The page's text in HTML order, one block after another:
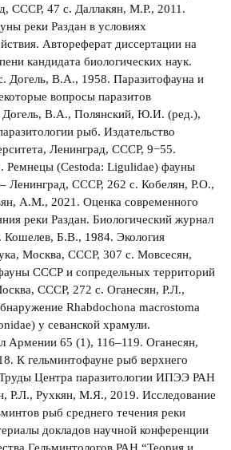
СССР, 47 с. Даллакян, М.Р., 2011.
реки Раздан в условиях
Автореферат диссертации на
кандидата биологических наук.
Догель, В.А., 1958. Паразитофауна и
вопросы паразитов
В.А., Полянский, Ю.И. (ред.),
рыб. Издательство
Ленинград, СССР, 9−55.
(Cestoda: Ligulidae) фауны
Ленинград, СССР, 262 с. Кобелян, Р.О.,
А.М., 2021. Оценка современного
реки Раздан. Биологический журнал
Б.В., 1984. Экология
Москва, СССР, 307 с. Мовсесян,
СССР и сопредельных территорий
СССР, 272 с. Оганесян, Р.Л.,
Rhabdochona macrostoma
у севанской храмули.
Армении 65 (1), 116–119. Оганесян,
К гельминтофауне рыб верхнего
Труды Центра паразитологии ИПЭЭ РАН
Р.Л., Рухкян, М.Я., 2019. Исследование
рыб среднего течения реки
докладов научной конференции